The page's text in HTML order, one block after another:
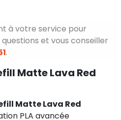
à votre service pour
et vous conseiller
.
Matte Lava Red
Matte Lava Red
PLA avancée